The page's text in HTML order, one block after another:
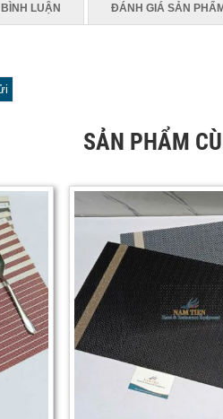
BÌNH LUẬN ĐÁNH GIÁ SẢN
SẢN PHẨM